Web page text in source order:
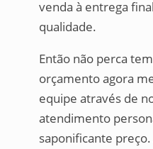
venda à entrega
qualidade.
Então não perca
orçamento agora
equipe através de
atendimento
saponificante